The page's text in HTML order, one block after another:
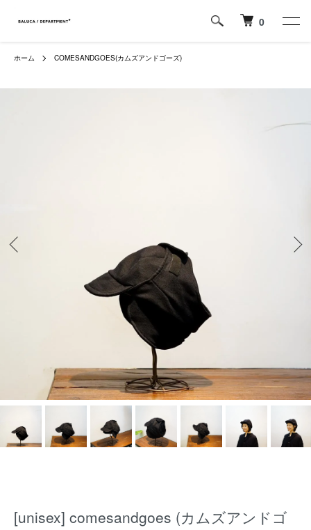
0
ホーム COMESANDGOES(カムズアンドゴーズ)
[unisex] comesandgoes (カムズアンドゴ